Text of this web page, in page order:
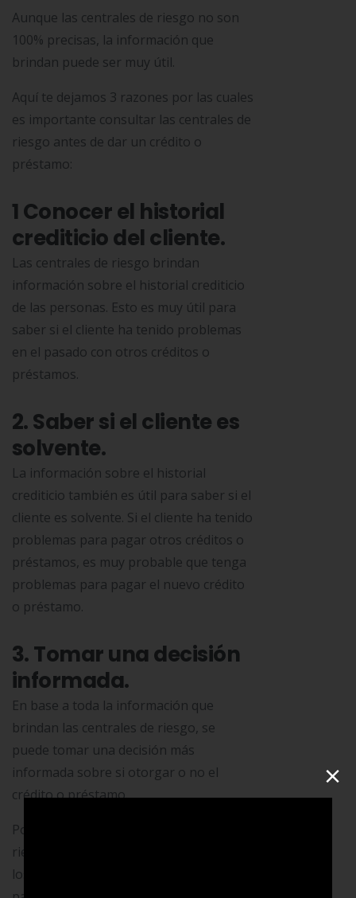
Aunque las centrales de riesgo no son
100% precisas, la información que
brindan puede ser muy útil.
Aquí te dejamos 3 razones por las cuales
es importante consultar las centrales de
riesgo antes de dar un crédito o
préstamo:
1 Conocer el historial
crediticio del cliente.
Las centrales de riesgo brindan
información sobre el historial crediticio
de las personas. Esto es muy útil para
saber si el cliente ha tenido problemas
en el pasado con otros créditos o
préstamos.
2. Saber si el cliente es
solvente.
La información sobre el historial
crediticio también es útil para saber si el
cliente es solvente. Si el cliente ha tenido
problemas para pagar otros créditos o
préstamos, es muy probable que tenga
problemas para pagar el nuevo crédito
o préstamo.
3. Tomar una decisión
informada.
En base a toda la información que
brindan las centrales de riesgo, se
puede tomar una decisión más
informada sobre si otorgar o no el
crédito o préstamo.
Por consiguiente, en las centrales de
riesgo el puntaje negativo se asigna a
los clientes que tienen un historial de
×